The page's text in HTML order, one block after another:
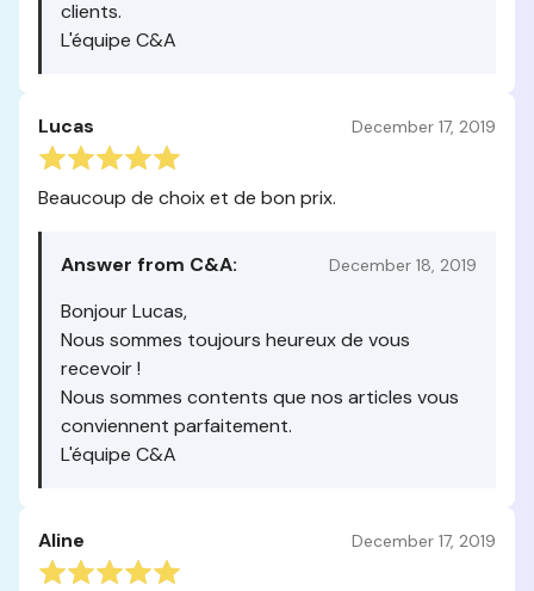
clients.
L'équipe C&A
Lucas December 17, 2019
Beaucoup de choix et de bon prix.
Answer from C&A: December 18, 2019
Bonjour Lucas,
Nous sommes toujours heureux de vous
recevoir !
Nous sommes contents que nos articles vous
conviennent parfaitement.
L'équipe C&A
Aline December 17, 2019